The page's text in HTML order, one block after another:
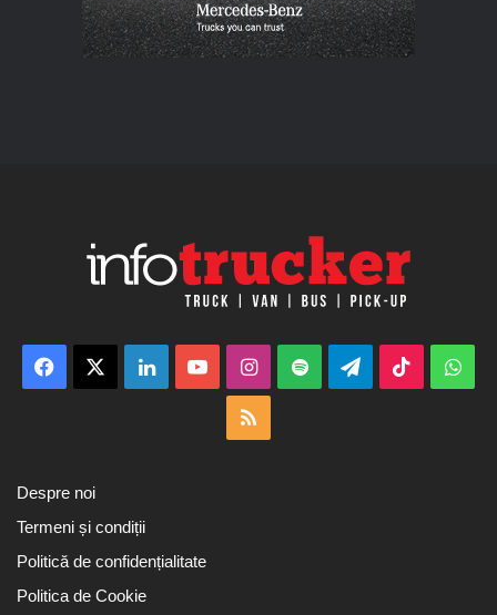
Facebook LinkedInYouTubeInstagram
Spotify TelegramTikTok
Despre noi
Termeni și condiții
Politică de confidențialitate
Politica de Cookie